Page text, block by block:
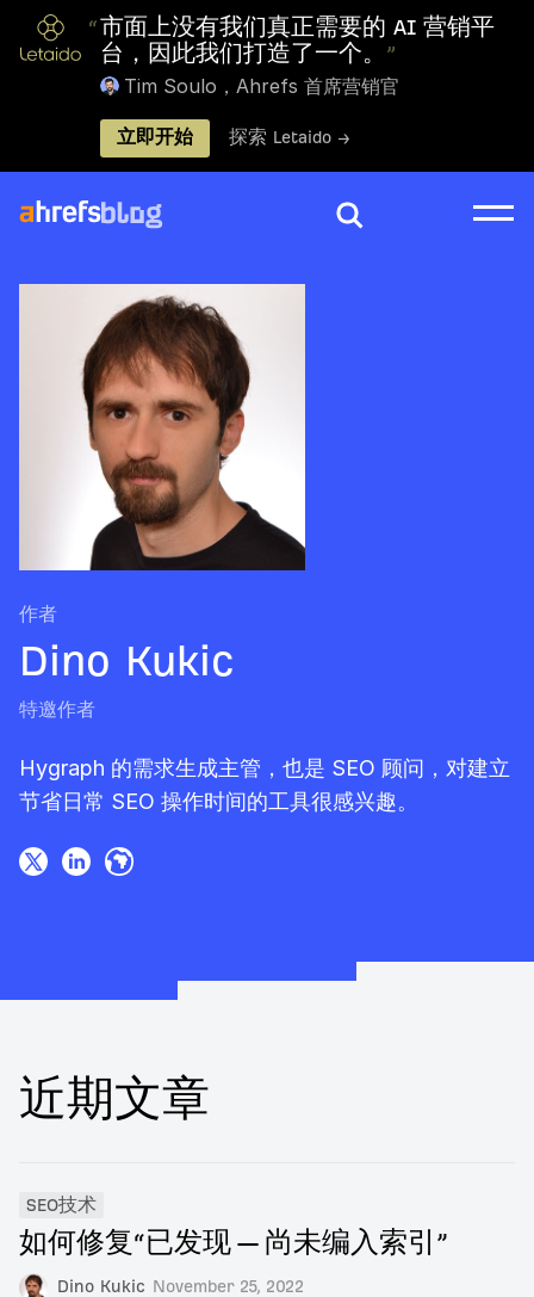
“市面上没有我们真正需要的 AI 营销平
台，因此我们打造了一个。 ”
Tim Soulo，Ahrefs 首席营销官
立即开始 探索 Letaido →
作者
Dino Kukic
特邀作者
Hygraph 的需求生成主管，也是 SEO 顾问，对建立
节省日常 SEO 操作时间的工具很感兴趣。
近期文章
Dino Kukic November 25, 2022
SEO技术
如何修复“已发现 — 尚未编入索引”